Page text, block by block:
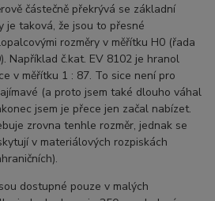
částečně překrývá se základní
je taková, že jsou to přesné
rozměry v měřítku H0 (řada
Například č.kat. EV 8102 je hranol
v měřítku 1 : 87. To sice není pro
(a proto jsem také dlouho váhal
jsem je přece jen začal nabízet.
zrovna tenhle rozměr, jednak se
v materiálových rozpiskách
dostupné pouze v malých